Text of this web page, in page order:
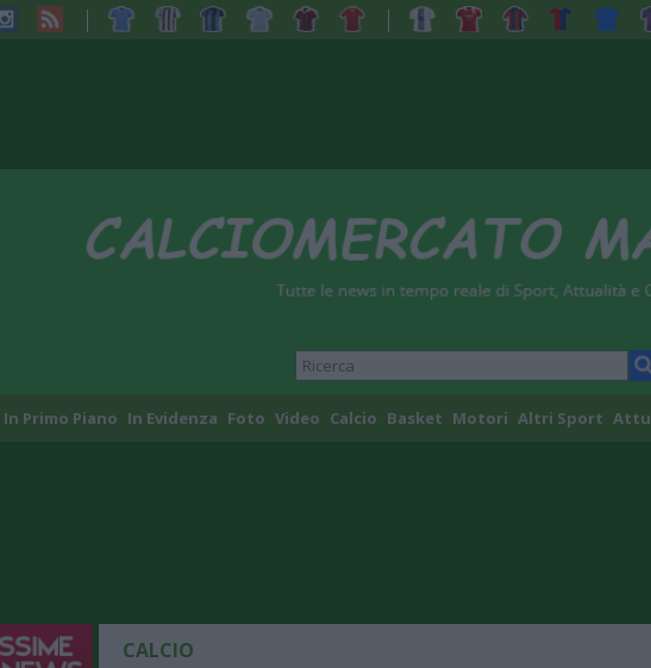
In Primo Piano In Evidenza Foto Video Calcio Basket Motori Altri Sport
CALCIO